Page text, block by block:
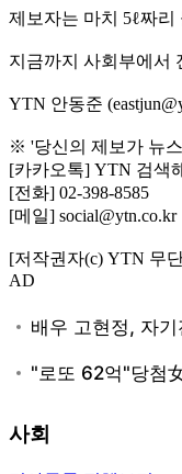
제보자는 마치 5ℓ짜
지금까지 사회부에서
YTN 안동준
※ '당신의 제보가 뉴
[카카오톡] YTN 검색
[전화] 02-398-8585
[메일] social@ytn.co.kr
[저작권자(c) YTN 무
AD
사회